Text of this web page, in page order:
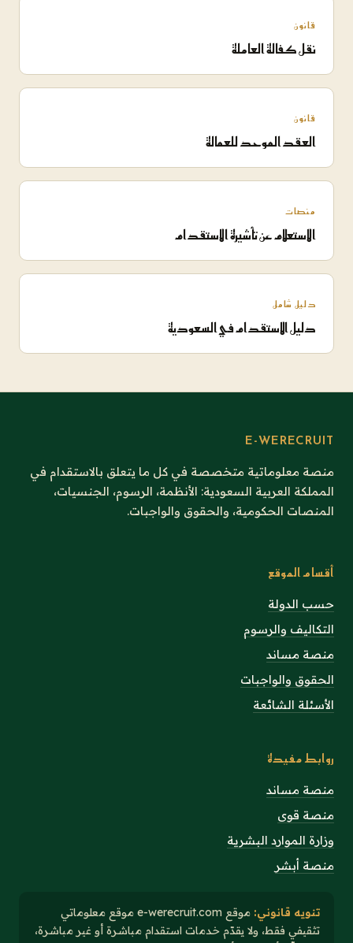
قانون
نقل كفالة العاملة
قانون
العقد الموحد للعمالة
منصات
الاستعلام عن تأشيرة الاستقدام
دليل شامل
دليل الاستقدام في السعودية
E-WERECRUIT
منصة معلوماتية متخصصة في كل ما يتعلق بالاستقدام في
المملكة العربية السعودية: الأنظمة، الرسوم، الجنسيات،
المنصات الحكومية، والحقوق والواجبات.
أقسام الموقع
حسب الدولة
التكاليف والرسوم
منصة مساند
الحقوق والواجبات
الأسئلة الشائعة
روابط مفيدة
منصة مساند
منصة قوى
وزارة الموارد البشرية
منصة أبشر
تنويه قانوني:
موقع e-werecruit.com موقع معلوماتي
تثقيفي فقط، ولا يقدّم خدمات استقدام مباشرة أو غير مباشرة،